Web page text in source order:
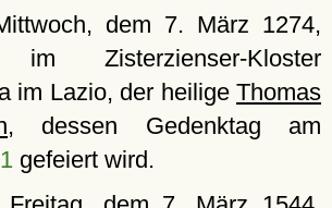
dem 7. März 1274,
im Zisterzienser-Kloster
im Lazio, der heilige Thomas
, dessen Gedenktag am
gefeiert wird.